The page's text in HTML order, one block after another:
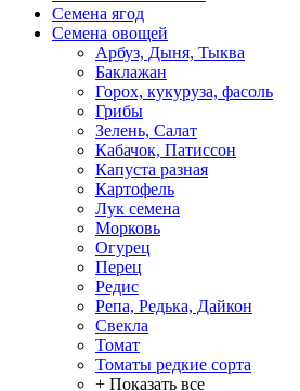
Семена ягод
Семена овощей
Арбуз, Дыня, Тыква
Баклажан
Горох, кукуруза, фасоль
Грибы
Зелень, Салат
Кабачок, Патиссон
Капуста разная
Картофель
Лук семена
Морковь
Огурец
Перец
Редис
Репа, Редька, Дайкон
Свекла
Томат
Томаты редкие сорта
+ Показать все